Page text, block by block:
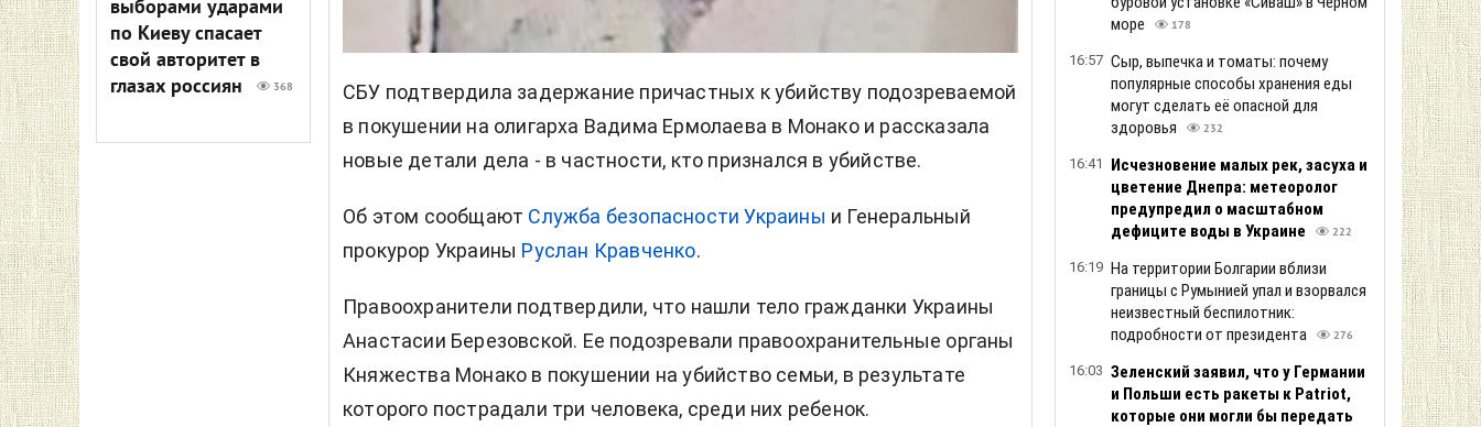
выборами ударами
по Киеву спасает
свой авторитет в
глазах россиян
368
СБУ подтвердила задержание причастных к убийству подозреваемой
в покушении на олигарха Вадима Ермолаева в Монако и рассказала
новые детали дела - в частности, кто признался в убийстве.
Об этом сообщают Служба безопасности Украины и Генеральный
прокурор Украины Руслан Кравченко.
Правоохранители подтвердили, что нашли тело гражданки Украины
Анастасии Березовской. Ее подозревали правоохранительные органы
Княжества Монако в покушении на убийство семьи, в результате
которого пострадали три человека, среди них ребенок.
море
178
16:57 Сыр, выпечка и томаты: почему
популярные способы хранения еды
могут сделать её опасной для
здоровья
232
16:41
Исчезновение малых рек, засуха и
цветение Днепра: метеоролог
предупредил о масштабном
дефиците воды в Украине
222
16:19 На территории Болгарии вблизи
границы с Румынией упал и взорвался
неизвестный беспилотник:
подробности от президента
276
16:03 Зеленский заяв ил, что у Германии
и Польши есть ракеты к Patriot,
которые они могли бы передать